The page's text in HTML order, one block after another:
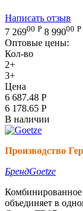
Написать отзыв
7 26900 Р 8 99000 Р
Оптовые цены:
Кол-во
2+
3+
Цена
6 687.48 Р
6 178.65 Р
В наличии
Производство
БрендGoetze
объединяет в